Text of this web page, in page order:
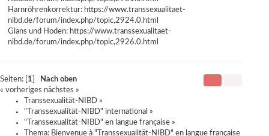
Harnröhrenkorrektur: https://www.transsexualitaet-
nibd.de/forum/index.php/topic,2924.0.html
Glans und Hoden: https://www.transsexualitaet-
nibd.de/forum/index.php/topic,2926.0.html
Seiten: [ 1
Nach oben
« vorheriges nächstes »
Transsexualität-NIBD »
"Transsexualität-NIBD" international »
"Transsexualität-NIBD" en langue française »
Thema: Bienvenue à "Transsexualität-NIBD" en langue française